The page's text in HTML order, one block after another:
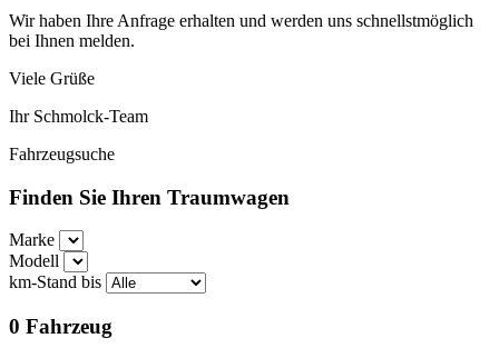
Wir haben Ihre Anfrage erhalten und werden uns schnellstmöglich
bei Ihnen melden.
Viele Grüße
Ihr Schmolck-Team
Fahrzeugsuche
Finden Sie Ihren Traumwagen
Marke
Modell
km-Stand bis
0 Fahrzeug